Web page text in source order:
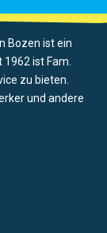
Bozen ist ein
ist Fam.
zu bieten.
und andere